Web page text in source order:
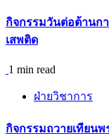
กิจกรรม​วันต่อต้านก
เสพติด
1 min read
ฝ่ายวิชาการ
กิจกรรมถวายเทียนพ